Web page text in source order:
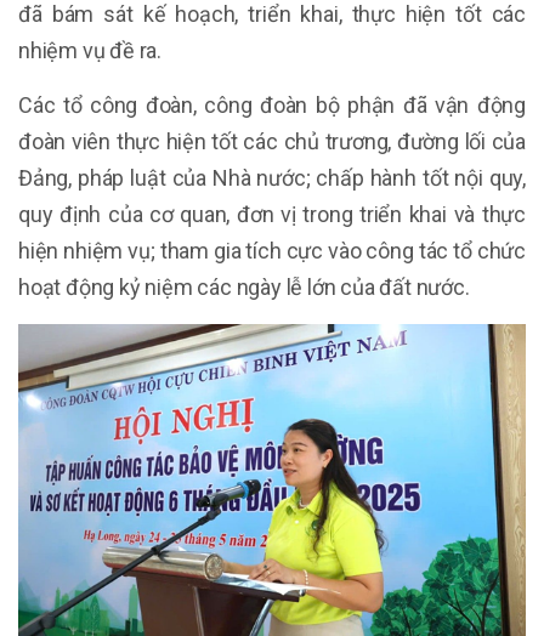
đã bám sát kế hoạch, triển khai, thực hiện tốt các
nhiệm vụ đề ra.
Các tổ công đoàn, công đoàn bộ phận đã vận động
đoàn viên thực hiện tốt các chủ trương, đường lối của
Đảng, pháp luật của Nhà nước; chấp hành tốt nội quy,
quy định của cơ quan, đơn vị trong triển khai và thực
hiện nhiệm vụ; tham gia tích cực vào công tác tổ chức
hoạt động kỷ niệm các ngày lễ lớn của đất nước.